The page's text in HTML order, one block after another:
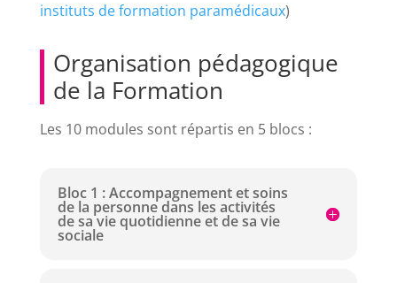
instituts de formation paramédicaux)
Organisation pédagogique
de la Formation
Les 10 modules sont répartis en 5 blocs :
Bloc 1 : Accompagnement et soins
de la personne dans les activités
de sa vie quotidienne et de sa vie
sociale